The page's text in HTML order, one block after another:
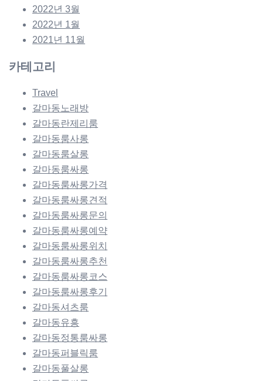
2022년 3월
2022년 1월
2021년 11월
카테고리
Travel
갈마동노래방
갈마동란제리룸
갈마동룸사롱
갈마동룸살롱
갈마동룸싸롱
갈마동룸싸롱가격
갈마동룸싸롱견적
갈마동룸싸롱문의
갈마동룸싸롱예약
갈마동룸싸롱위치
갈마동룸싸롱추천
갈마동룸싸롱코스
갈마동룸싸롱후기
갈마동셔츠룸
갈마동유흥
갈마동정통룸싸롱
갈마동퍼블릭룸
갈마동풀살롱